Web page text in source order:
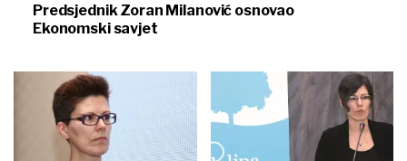
Predsjednik Zoran Milanović osnovao
Ekonomski savjet